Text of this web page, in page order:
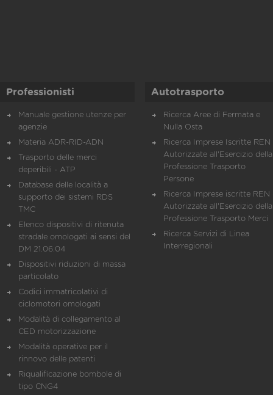
Professionisti
Manuale gestione utenze per
agenzie
Materia ADR-RID-ADN
Trasporto delle merci
deperibili - ATP
Database delle località a
supporto dei sistemi RDS
TMC
Elenco dispositivi di ritenuta
stradale omologati ai sensi del
DM 21.06.04
Dispositivi riduzioni di massa
particolato
Codici immatricolativi di
ciclomotori omologati
Modalità di collegamento al
CED motorizzazione
Modalità operative per il
rinnovo delle patenti
Riqualificazione bombole di
tipo CNG4
Autotrasporto
Ricerca Aree di Fermata e
Nulla Osta
Ricerca Imprese Iscritte REN
Autorizzate all'Esercizio della
Professione Trasporto
Persone
Ricerca Imprese iscritte REN
Autorizzate all'Esercizio della
Professione Trasporto Merci
Ricerca Servizi di Linea
Interregionali